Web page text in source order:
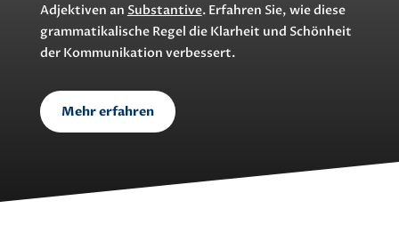
Adjektiven an Substantive. Erfahren Sie, wie diese
grammatikalische Regel die Klarheit und Schönheit
der Kommunikation verbessert.
Mehr erfahren